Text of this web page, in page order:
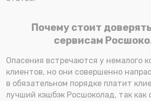
Почему стоит
сервисам
Опасения встречаются у немалого
клиентов, но они совершенно
в обязательном порядке платит
лучший кэшбэк Росшоколад, так как